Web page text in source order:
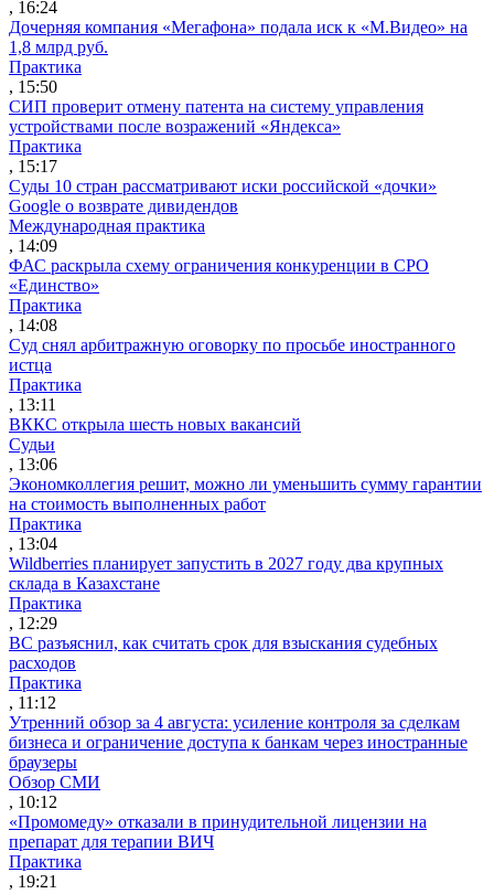
, 16:24
Дочерняя компания «Мегафона» подала иск к «М.Видео» на
1,8 млрд руб.
Практика
, 15:50
СИП проверит отмену патента на систему управления
устройствами после возражений «Яндекса»
Практика
, 15:17
Суды 10 стран рассматривают иски российской «дочки»
Google о возврате дивидендов
Международная практика
, 14:09
ФАС раскрыла схему ограничения конкуренции в СРО
«Единство»
Практика
, 14:08
Суд снял арбитражную оговорку по просьбе иностранного
истца
Практика
, 13:11
ВККС открыла шесть новых вакансий
Судьи
, 13:06
Экономколлегия решит, можно ли уменьшить сумму гарантии
на стоимость выполненных работ
Практика
, 13:04
Wildberries планирует запустить в 2027 году два крупных
склада в Казахстане
Практика
, 12:29
ВС разъяснил, как считать срок для взыскания судебных
расходов
Практика
, 11:12
Утренний обзор за 4 августа: усиление контроля за сделкам
бизнеса и ограничение доступа к банкам через иностранные
браузеры
Обзор СМИ
, 10:12
«Промомеду» отказали в принудительной лицензии на
препарат для терапии ВИЧ
Практика
, 19:21